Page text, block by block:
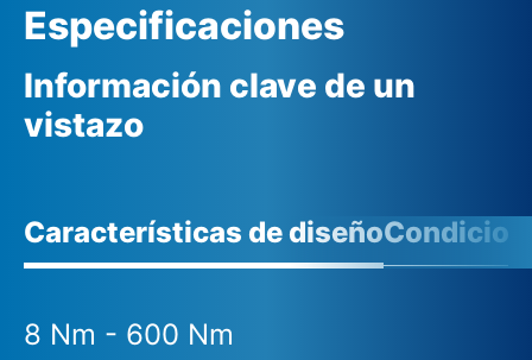
Especificaciones
Información clave de un
vistazo
Características de diseño
8 Nm - 600 Nm